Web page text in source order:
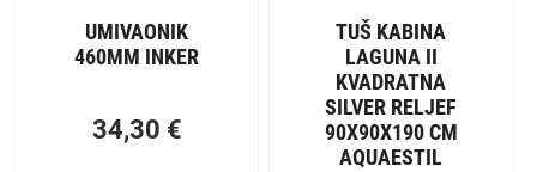
UMIVAONIK
460MM INKER
34,30 €
TUŠ KABINA
LAGUNA II
KVADRATNA
SILVER RELJEF
90X90X190 CM
AQUAESTIL